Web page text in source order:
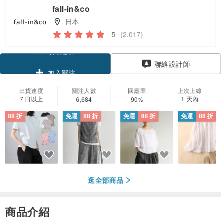
fall-in&co
日本
5 (2,017)
加入關注
聯絡設計師
出貨速度
7 日以上
關注人數
6,684
回應率
90%
上次上線
1 天內
88 折 免運 88 折 免運 88 折 免運 88 折
逛全部商品
商品介紹